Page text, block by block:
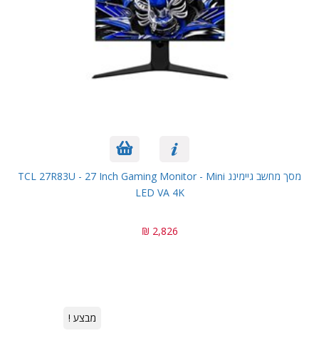
מסך מחשב גיימינג TCL 27R83U - 27 Inch Gaming Monitor - Mini
LED VA 4K
2,826 ₪
מבצע !